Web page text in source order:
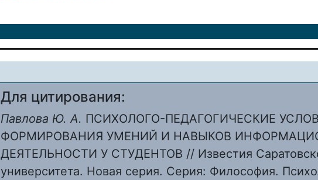
Для цитирования:
Павлова Ю. А. ПСИХОЛОГО-ПЕДАГОГИЧЕСКИЕ
ФОРМИРОВАНИЯ УМЕНИЙ И НАВЫКОВ
ДЕЯТЕЛЬНОСТИ У СТУДЕНТОВ // Известия
университета. Новая серия. Серия: Философия.